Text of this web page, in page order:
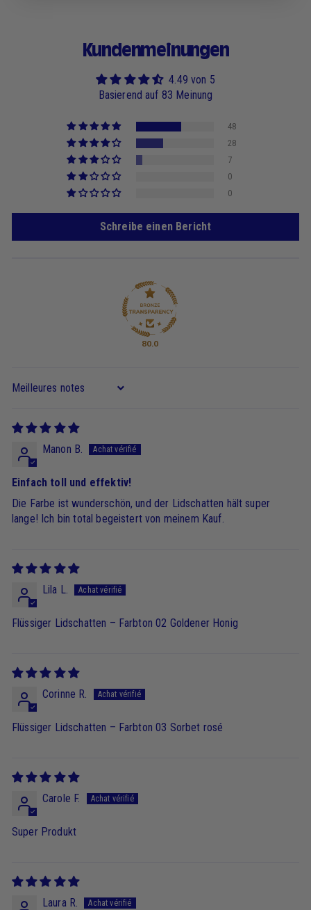
Kundenmeinungen
4.49 von 5
Basierend auf 83 Meinung
48
28
7
0
0
Schreibe einen Bericht
80.0
Sort by
Manon B.
Einfach toll und effektiv!
Die Farbe ist wunderschön, und der Lidschatten hält super
lange! Ich bin total begeistert von meinem Kauf.
Lila L.
Flüssiger Lidschatten – Farbton 02 Goldener Honig
Corinne R.
Flüssiger Lidschatten – Farbton 03 Sorbet rosé
Carole F.
Super Produkt
Laura R.